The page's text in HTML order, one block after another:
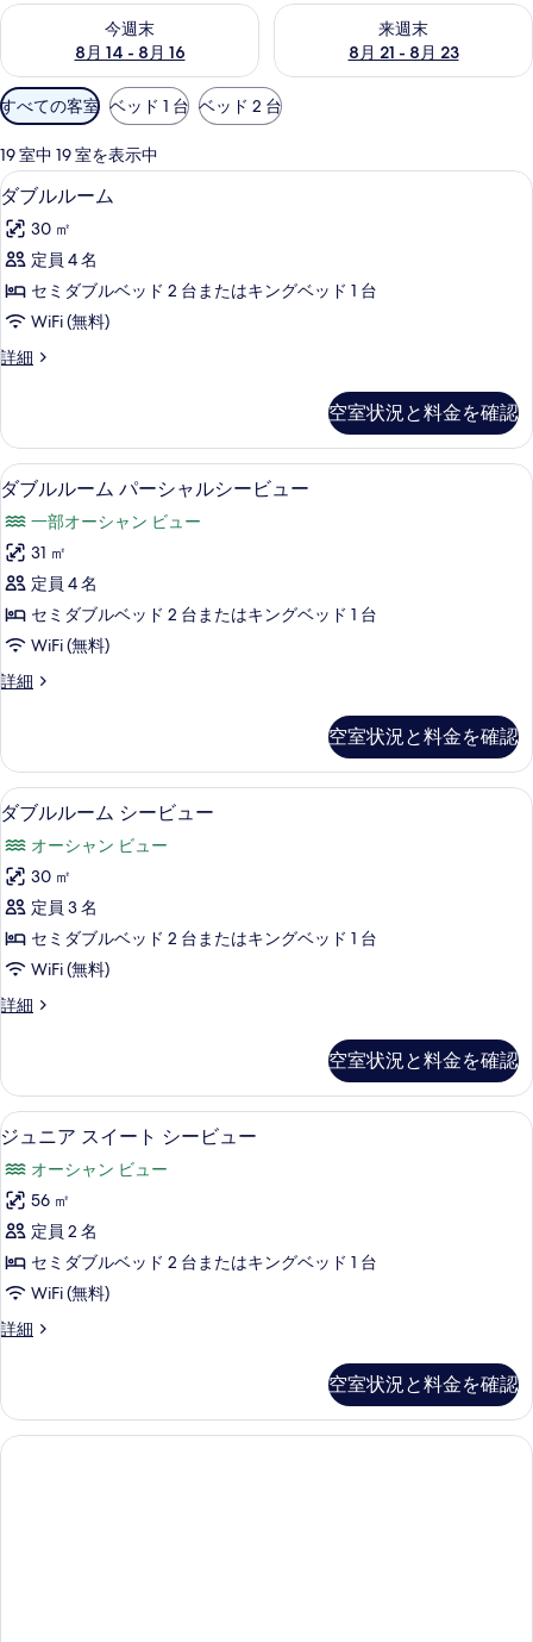
今週末
8月 14 - 8月 16
今週末 8月 14 - 8月 16 の空室状況をチェック
来週末
8月 21 - 8月 23
来週末 8月 21 - 8月 23 の空室
利
用
可
能
な
客
室
の
り
込
件
すべての客室 ベッド 1 台 ベッド 2 台
19 室中 19 室を表示中
ダ
ブ
ル
ル
ー
ム
の
べ
て
の
写
真
を
表
示
す
5
ダブルルーム
30 ㎡
定員 4 名
セミダブルベッド 2 台またはキングベッド 1 台
WiFi (無料)
詳細
ダ
ー
ム
の
詳
細
空室状況と料金を確認
ダ
ブ
ル
ル
ー
ム
パ
ー
ャ
ル
シ
ー
ビ
ュ
ー
の
す
の
写
真
を
表
示
す
5
ダブルルーム パーシャルシービュー
一部オーシャン ビュー
31 ㎡
定員 4 名
セミダブルベッド 2 台またはキングベッド 1 台
WiFi (無料)
詳細
ダ
ー
ム
パ
ー
シ
ャ
シ
ー
ビ
ュ
ー
空室状況と料金を確認
ダ
ブ
ル
ル
ー
ム
シ
ー
ュ
ー
の
す
べ
て
の
写
真
示
す
ミニバー (無料)、セーフティボック
5
ダブルルーム シービュー
オーシャン ビュー
30 ㎡
定員 3 名
セミダブルベッド 2 台またはキングベッド 1 台
WiFi (無料)
詳細
ダ
ー
ム
シ
ビ
ュ
の
詳
細
空室状況と料金を確認
ジ
ュ
ニ
ア
ス
イ
ー
ト
ー
ビ
6
ジュニア スイート シービュー
オーシャン ビュー
56 ㎡
定員 2 名
セミダブルベッド 2 台またはキングベッド 1 台
WiFi (無料)
詳細
ジ
ス
イ
ー
空室状況と料金を確認